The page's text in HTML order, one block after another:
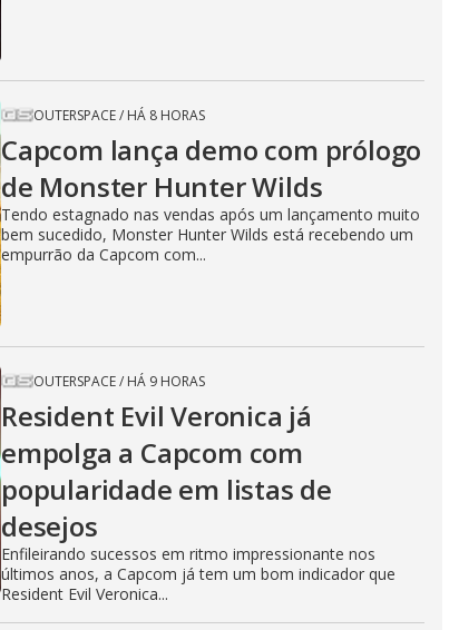
OUTERSPACE/ HÁ 8 HORAS
Capcom lança demo com prólogo
de Monster Hunter Wilds
Tendo estagnado nas vendas após um lançamento muito
bem sucedido, Monster Hunter Wilds está recebendo um
empurrão da Capcom com...
OUTERSPACE/ HÁ 9 HORAS
Resident Evil Veronica já
empolga a Capcom com
popularidade em listas de
desejos
Enfileirando sucessos em ritmo impressionante nos
últimos anos, a Capcom já tem um bom indicador que
Resident Evil Veronica...